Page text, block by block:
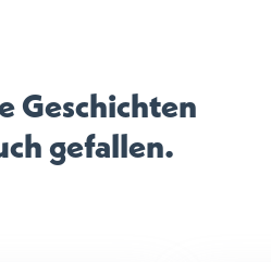
Geschichten
gefallen.